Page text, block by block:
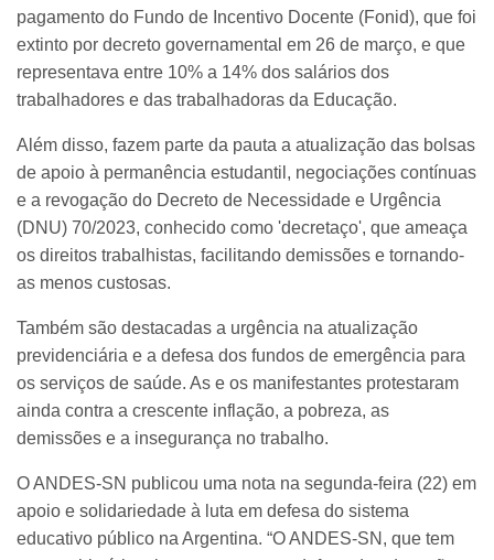
pagamento do Fundo de Incentivo Docente (Fonid), que foi
extinto por decreto governamental em 26 de março, e que
representava entre 10% a 14% dos salários dos
trabalhadores e das trabalhadoras da Educação.
Além disso, fazem parte da pauta a atualização das bolsas
de apoio à permanência estudantil, negociações contínuas
e a revogação do Decreto de Necessidade e Urgência
(DNU) 70/2023, conhecido como 'decretaço', que ameaça
os direitos trabalhistas, facilitando demissões e tornando-
as menos custosas.
Também são destacadas a urgência na atualização
previdenciária e a defesa dos fundos de emergência para
os serviços de saúde. As e os manifestantes protestaram
ainda contra a crescente inflação, a pobreza, as
demissões e a insegurança no trabalho.
O ANDES-SN publicou uma nota na segunda-feira (22) em
apoio e solidariedade à luta em defesa do sistema
educativo público na Argentina. “O ANDES-SN, que tem